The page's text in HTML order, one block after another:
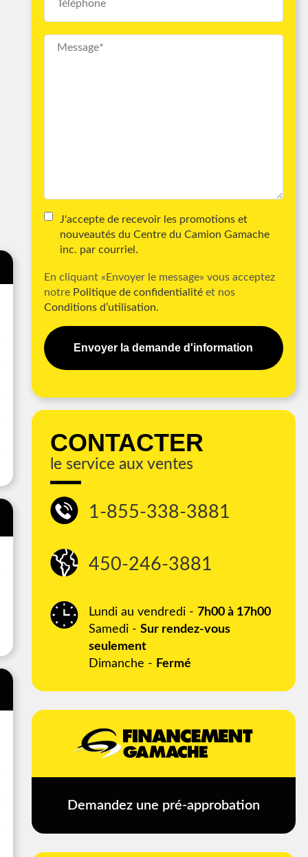
J'accepte de recevoir les promotions et
nouveautés du Centre du Camion Gamache
inc. par courriel.
En cliquant «Envoyer le message» vous acceptez
notre Politique de confidentialitéet nos
Conditions d’utilisation.
Envoyer la demande d'information
CONTACTER
le service aux ventes
1-855-338-3881
450-246-3881
Lundi au vendredi - 7h00 à 17h00
Samedi - Sur rendez-vous
seulement
Dimanche - Fermé
Demandez une pré-approbation